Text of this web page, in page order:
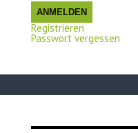
ANMELDEN
Registrieren
Passwort vergessen